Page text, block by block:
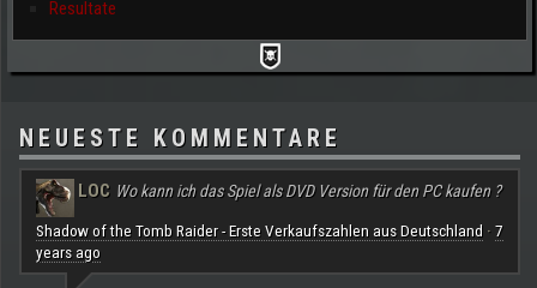
Resultate
NEUESTE KOMMENTARE
LOC Wo kann ich das Spiel als DVD Version für den PC kaufen ?
Shadow of the Tomb Raider - Erste Verkaufszahlen aus Deutschland · 7
years ago